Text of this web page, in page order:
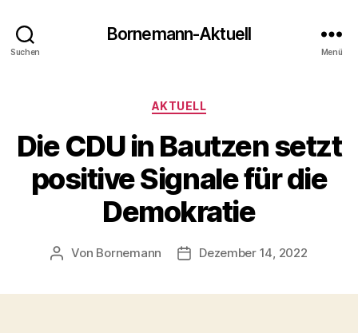
Suchen
Bornemann-Aktuell
Menü
Kategorien
AKTUELL
Die CDU in Bautzen setzt
positive Signale für die
Demokratie
Beitragsautor
Von Bornemann Veröffentlichungsdatum
Dezember 14, 2022